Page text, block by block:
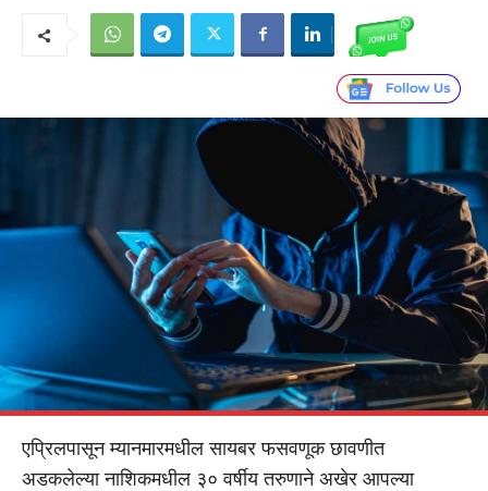
एप्रिलपासून म्यानमारमधील सायबर फसवणूक छावणीत
अडकलेल्या नाशिकमधील ३० वर्षीय तरुणाने अखेर आपल्या